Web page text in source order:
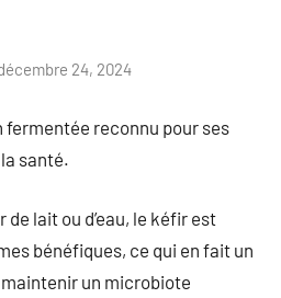
24, 2024
fermentée reconnu pour ses
santé.
de lait ou d’eau, le kéfir est
bénéfiques, ce qui en fait un
un microbiote